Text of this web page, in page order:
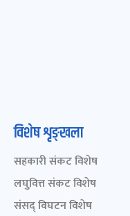
विशेष शृङ्खला
सहकारी संकट विशेष
लघुवित्त संकट विशेष
संसद् विघटन विशेष